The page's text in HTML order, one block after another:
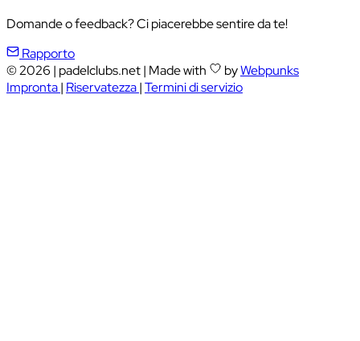
Domande o feedback? Ci piacerebbe sentire da te!
Rapporto
© 2026 | padelclubs.net| Made with byWebpunks
Impronta| Riservatezza|Termini di servizio